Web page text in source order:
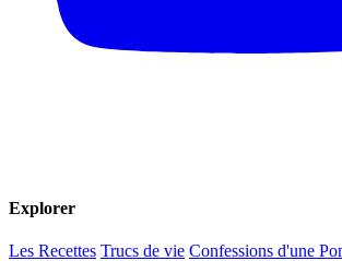
Explorer
Les Recettes Trucs de vie Confessions d'une